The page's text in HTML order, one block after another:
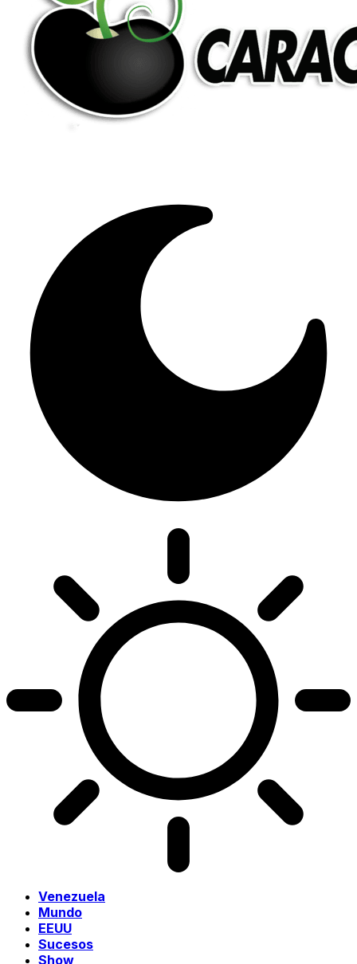
Venezuela
Mundo
EEUU
Sucesos
Show